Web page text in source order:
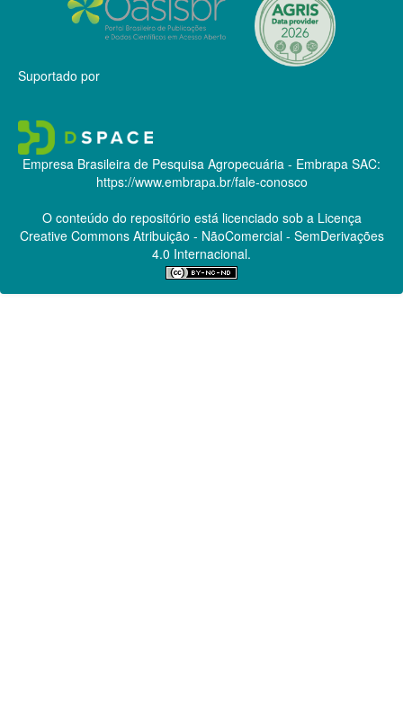
Suportado por
Empresa Brasileira de Pesquisa Agropecuária - Embrapa SAC:
https://www.embrapa.br/fale-conosco
O conteúdo do repositório está licenciado sob a Licença
Creative CommonsAtribuição - NãoComercial - SemDerivações
4.0 Internacional.